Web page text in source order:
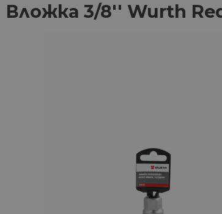
Вложка 3/8'' Wurth